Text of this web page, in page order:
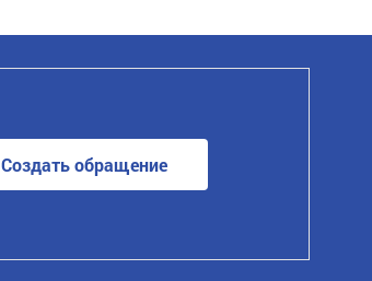
Создать обращение